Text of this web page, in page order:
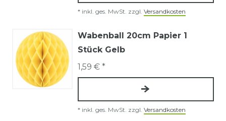
* inkl. ges. MwSt. zzgl. Versandkosten
Wabenball 20cm Papier 1
Stück Gelb
1,59 € *
* inkl. ges. MwSt. zzgl. Versandkosten